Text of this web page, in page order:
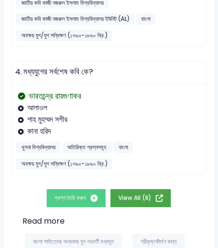
জাতীয় কবি কাজী নজরুল ইসলাম বিশ্ববিদ্যালয়
জাতীয় কবি কাজী নজরুল ইসলাম বিশ্ববিদ্যালয় ইউনিট (AL)
বাংলা
অবক্ষয় যুগ/যুগ সন্ধিক্ষণ (১৭৬০-১৮৬০ খ্রি.)
4.মধ্যযুগের সর্বশেষ কবি কে?
ভারতচন্দ্র রায়গুণাকর
আলাওল
শাহ মুহম্মদ সগীর
কানা হরিদ
খুলনা বিশ্ববিদ্যালয় অতিরিক্ত প্রশ্নসমূহ
বাংলা
অবক্ষয় যুগ/যুগ সন্ধিক্ষণ (১৭৬০-১৮৬০ খ্রি.)
প্রশ্ন তৈরি করুন View All (8)
Read more
বাংলা সাহিত্যের অন্ধকার যুগ পরবর্তী মধ্যযুগ শ্রীকৃষ্ণকীর্তন কাব্য